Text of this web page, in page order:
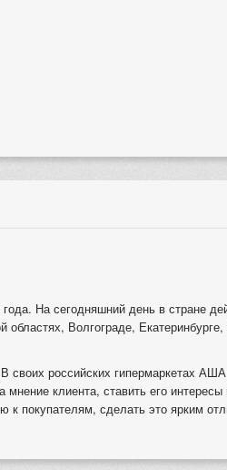
На сегодняшний день в стране
Волгограде,
российских гипермаркетах
клиента, ставить его
покупателям, сделать это ярким